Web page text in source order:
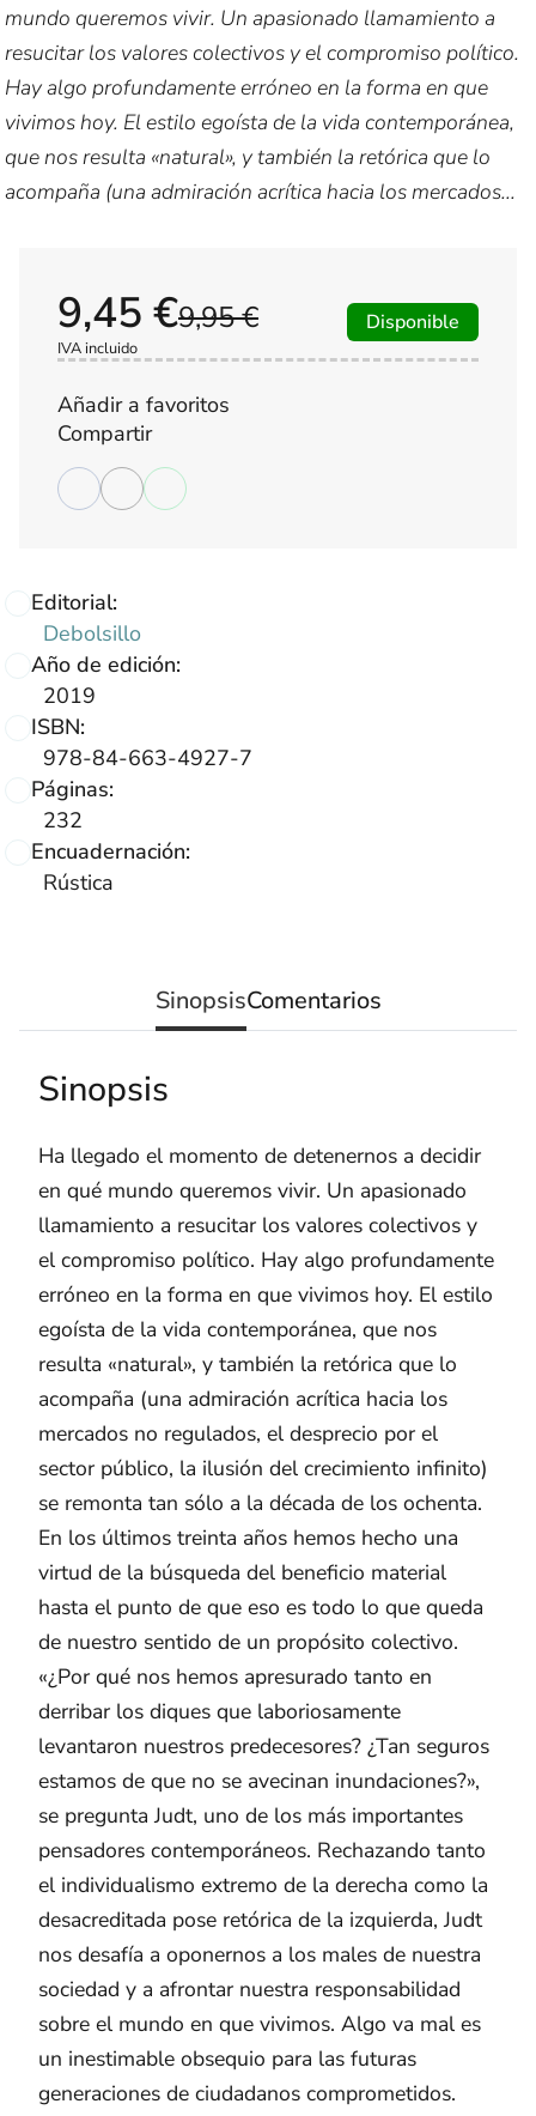
mundo queremos vivir. Un apasionado llamamiento a
resucitar los valores colectivos y el compromiso político.
Hay algo profundamente erróneo en la forma en que
vivimos hoy. El estilo egoísta de la vida contemporánea,
que nos resulta «natural», y también la retórica que lo
acompaña (una admiración acrítica hacia los mercados...
Editorial:
Debolsillo
Año de edición:
2019
ISBN:
978-84-663-4927-7
Páginas:
232
Encuadernación:
Rústica
9,95 €
9,45 €
IVA incluido
Disponible
Añadir a favoritos
Compartir
SinopsisComentarios
Sinopsis
Ha llegado el momento de detenernos a decidir
en qué mundo queremos vivir. Un apasionado
llamamiento a resucitar los valores colectivos y
el compromiso político. Hay algo profundamente
erróneo en la forma en que vivimos hoy. El estilo
egoísta de la vida contemporánea, que nos
resulta «natural», y también la retórica que lo
acompaña (una admiración acrítica hacia los
mercados no regulados, el desprecio por el
sector público, la ilusión del crecimiento infinito)
se remonta tan sólo a la década de los ochenta.
En los últimos treinta años hemos hecho una
virtud de la búsqueda del beneficio material
hasta el punto de que eso es todo lo que queda
de nuestro sentido de un propósito colectivo.
«¿Por qué nos hemos apresurado tanto en
derribar los diques que laboriosamente
levantaron nuestros predecesores? ¿Tan seguros
estamos de que no se avecinan inundaciones?»,
se pregunta Judt, uno de los más importantes
pensadores contemporáneos. Rechazando tanto
el individualismo extremo de la derecha como la
desacreditada pose retórica de la izquierda, Judt
nos desafía a oponernos a los males de nuestra
sociedad y a afrontar nuestra responsabilidad
sobre el mundo en que vivimos. Algo va mal es
un inestimable obsequio para las futuras
generaciones de ciudadanos comprometidos.